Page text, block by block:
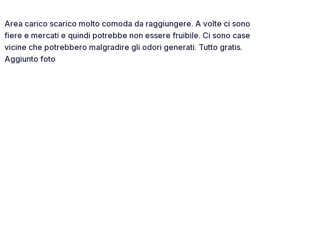
Area carico scarico molto comoda da raggiungere. A volte ci sono
fiere e mercati e quindi potrebbe non essere fruibile. Ci sono case
vicine che potrebbero malgradire gli odori generati. Tutto gratis.
Aggiunto foto